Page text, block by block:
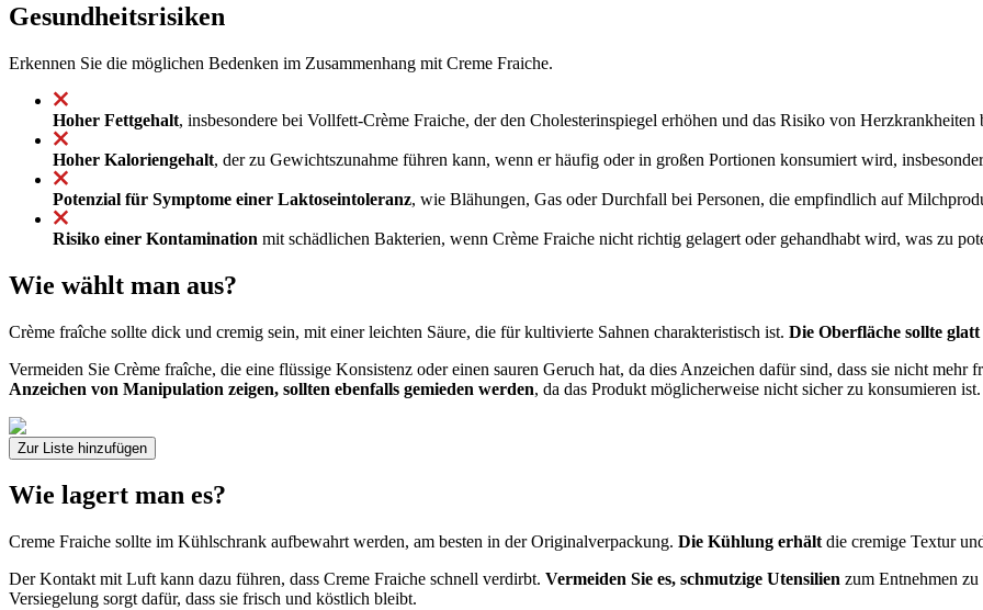
Gesundheitsrisiken
Erkennen Sie die möglichen Bedenken im Zusammenhang mit Creme Fraiche.
Hoher Fettgehalt, insbesondere bei Vollfett-Crème Fraiche, der den Cholesterinspiegel erhöhen und das Risiko von
Hoher Kaloriengehalt, der zu Gewichtszunahme führen kann, wenn er häufig oder in großen Portionen konsumiert wird,
Potenzial für Symptome einer Laktoseintoleranz, wie Blähungen, Gas oder Durchfall bei Personen, die empfindlich auf
Risiko einer Kontamination mit schädlichen Bakterien, wenn Crème Fraiche nicht richtig gelagert oder gehandhabt wird, was zu
Wie wählt man aus?
Crème fraîche sollte dick und cremig sein, mit einer leichten Säure, die für kultivierte Sahnen charakteristisch ist. Die Oberfläche sollte
Vermeiden Sie Crème fraîche, die eine flüssige Konsistenz oder einen sauren Geruch hat, da dies Anzeichen dafür sind, dass sie nicht mehr
Anzeichen von Manipulation zeigen, sollten ebenfalls gemieden werden, da das Produkt möglicherweise nicht sicher zu konsumieren ist.
Zur Liste hinzufügen
Wie lagert man es?
Creme Fraiche sollte im Kühlschrank aufbewahrt werden, am besten in der Originalverpackung. Die Kühlung erhält die cremige Textur
Der Kontakt mit Luft kann dazu führen, dass Creme Fraiche schnell verdirbt. Vermeiden Sie es, schmutzige Utensilien zum Entnehmen
Versiegelung sorgt dafür, dass sie frisch und köstlich bleibt.